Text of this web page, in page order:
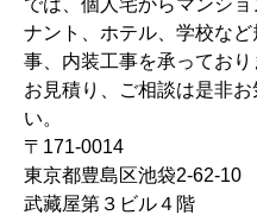
では、個人宅からマンシ
ナント、ホテル、学校な
事、内装工事を承っており
お見積り、ご相談は是非
い。
〒171-0014
東京都豊島区池袋2-62-10
武藏屋第３ビル４階